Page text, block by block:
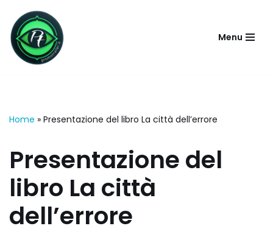
Vai
al
contenuto
Menu
Home » Presentazione del libro La città dell’errore
Presentazione del
libro La città
dell’errore